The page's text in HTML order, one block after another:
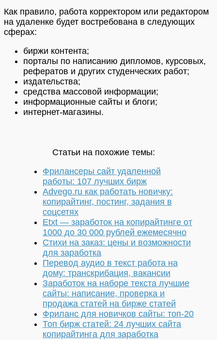
Как правило, работа корректором или редактором
на удаленке будет востребована в следующих
сферах:
биржи контента;
порталы по написанию дипломов, курсовых,
рефератов и других студенческих работ;
издательства;
средства массовой информации;
информационные сайты и блоги;
интернет-магазины.
Статьи на похожие темы:
Фрилансеры сайт удаленной
работы: 107 лучших бирж
Advego.ru как работать новичку:
копирайтинг, постинг, задания в
соцсетях
Etxt — заработок на копирайтинге от
1000 до 30 000 рублей ежемесячно
Стихи на заказ: цены и возможности
для заработка
Перевод аудио в текст работа на
дому: транскрибация, вакансии
Заработок на наборе текста лучшие
сайты: написание, проверка и
продажа статей на бирже статей
Фриланс для новичков сайты: топ-20
Топ бирж статей: 24 лучших сайта
копирайтинга для заработка